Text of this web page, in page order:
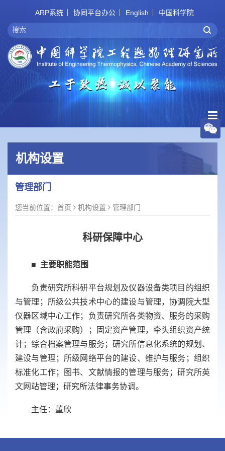
ARP系统 协同平台办公 English 中国科学院
机构设置
管理部门
您当前位置： 首页 机构设置 管理部门
科研保障中心
■ 主要职能范围
负责研究所科研平台规划及仪器设备类项目的组织
与管理；所级公共技术中心的建设与管理，协调院大型
仪器区域中心工作；负责研究所各类物资、服务的采购
管理（含政府采购）；固定资产管理，牵头组织资产统
计；综合档案管理与服务；研究所信息化系统的规划、
建设与管理；所级网络平台的建设、维护与服务；组织
标准化工作；图书、文献情报的管理与服务；研究所英
文网站管理；研究所法律事务协调。
主任：董欣